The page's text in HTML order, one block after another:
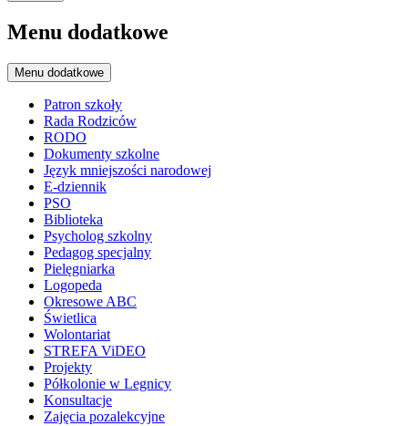
Menu dodatkowe
Menu dodatkowe
Patron szkoły
Rada Rodziców
RODO
Dokumenty szkolne
Język mniejszości narodowej
E-dziennik
PSO
Biblioteka
Psycholog szkolny
Pedagog specjalny
Pielęgniarka
Logopeda
Okresowe ABC
Świetlica
Wolontariat
STREFA ViDEO
Projekty
Półkolonie w Legnicy
Konsultacje
Zajęcia pozalekcyjne